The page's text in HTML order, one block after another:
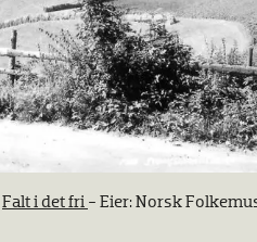
Falt i det fri - Eier: Norsk